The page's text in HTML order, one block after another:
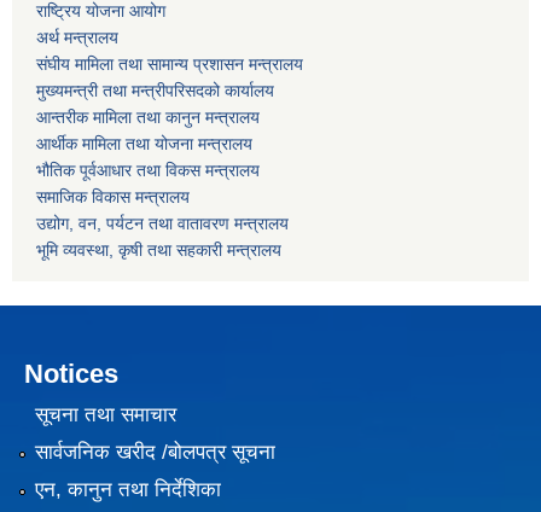
राष्ट्रिय योजना आयोग
अर्थ मन्त्रालय
संघीय मामिला तथा सामान्य प्रशासन मन्त्रालय
मुख्यमन्त्री तथा मन्त्रीपरिसदको कार्यालय
आन्तरीक मामिला तथा कानुन मन्त्रालय
आर्थीक मामिला तथा योजना मन्त्रालय
भौतिक पूर्वआधार तथा विकस मन्त्रालय
समाजिक विकास मन्त्रालय
उद्योग, वन, पर्यटन तथा वातावरण मन्त्रालय
भूमि व्यवस्था, कृषी तथा सहकारी मन्त्रालय
Notices
सूचना तथा समाचार
सार्वजनिक खरीद /बोलपत्र सूचना
एन, कानुन तथा निर्देशिका